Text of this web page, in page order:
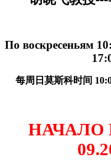
По воскресеньям
每周日莫斯科时间 10:
НАЧАЛО